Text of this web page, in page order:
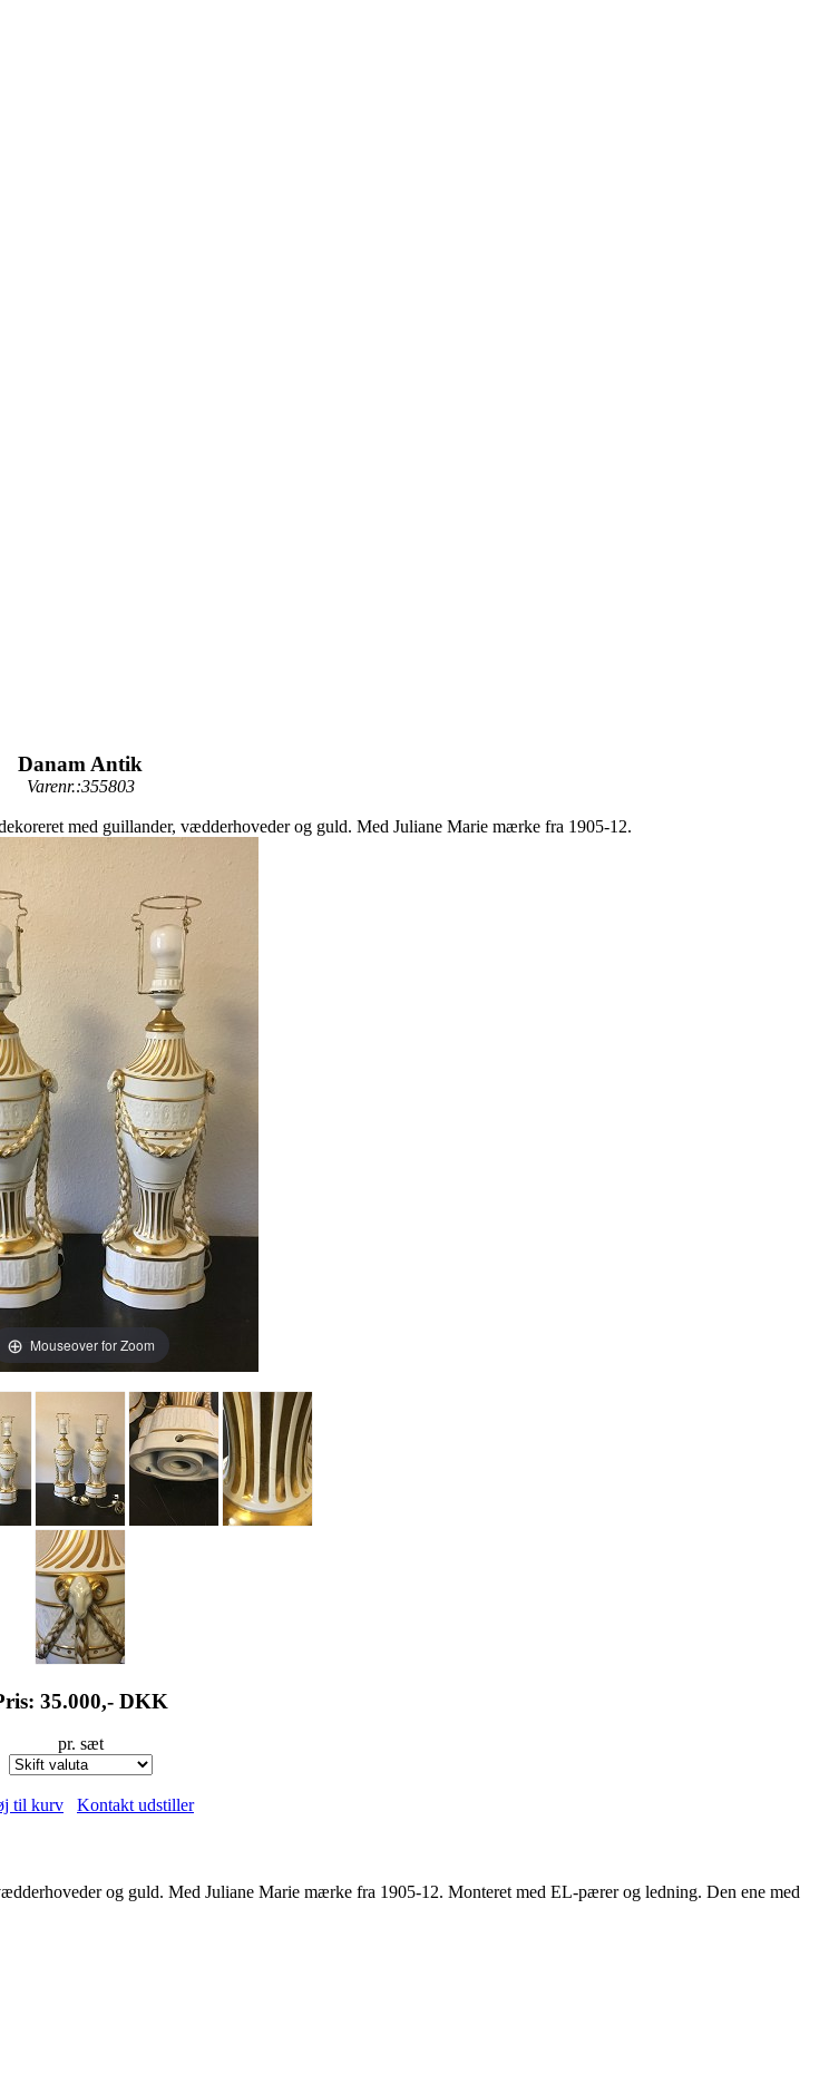
Danam Antik
Varenr.:355803
med guillander, vædderhoveder og guld. Med Juliane Marie mærke fra 1905-12.
Mouseover for Zoom
35.000,- DKK
pr. sæt
til kurv Kontakt udstiller
og guld. Med Juliane Marie mærke fra 1905-12. Monteret med EL-pærer og ledning. Den ene med